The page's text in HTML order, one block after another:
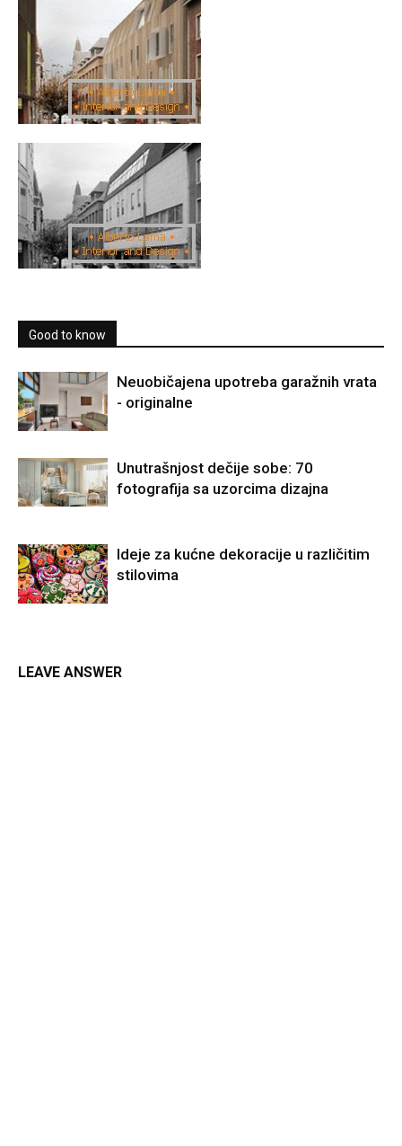
Good to know
Neuobičajena upotreba garažnih vrata
- originalne
Unutrašnjost dečije sobe: 70
fotografija sa uzorcima dizajna
Ideje za kućne dekoracije u različitim
stilovima
LEAVE ANSWER